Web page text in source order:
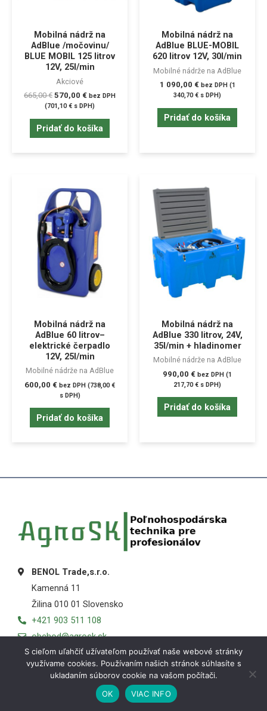
Mobilná nádrž na
AdBlue /močovinu/
BLUE MOBIL 125 litrov
12V, 25l/min
Akciové
665,00€ 570,00 € bez DPH
(701,10€ s DPH)
Pridať do košíka
Mobilná nádrž na
AdBlue BLUE-MOBIL
620 litrov 12V, 30l/min
Mobilné nádrže na AdBlue
1 090,00 € bez DPH (1
340,70€ s DPH)
Pridať do košíka
Mobilná nádrž na
AdBlue 60 litrov–
elektrické čerpadlo
12V, 25l/min
Mobilné nádrže na AdBlue
600,00 € bez DPH (738,00€
s DPH)
Pridať do košíka
Mobilná nádrž na
AdBlue 330 litrov, 24V,
35l/min + hladinomer
Mobilné nádrže na AdBlue
990,00 € bez DPH (1
217,70€ s DPH)
Pridať do košíka
BENOL Trade,s.r.o.
Kamenná 11
Žilina 010 01 Slovensko
+421 903 511 108
obchod@agrosk.sk
Môj účet
S cieľom uľahčiť užívateľom používať naše webové stránky
využívame cookies. Používaním našich stránok súhlasíte s
ukladaním súborov cookie na vašom počítači.
OK
VIAC INFO